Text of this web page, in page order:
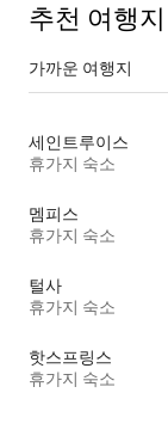
추천 여행지
가까운 여행지
세인트루이스
휴가지 숙소
멤피스
휴가지 숙소
털사
휴가지 숙소
핫스프링스
휴가지 숙소